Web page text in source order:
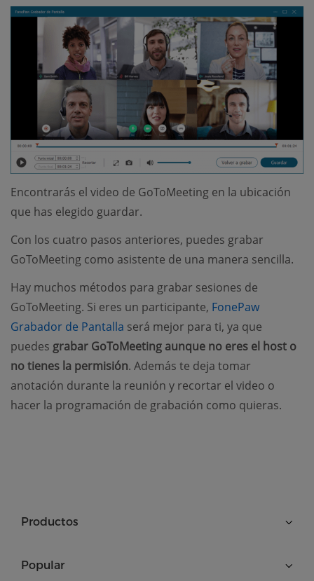
Encontrarás el video de GoToMeeting en la ubicación
que has elegido guardar.
Con los cuatro pasos anteriores, puedes grabar
GoToMeeting como asistente de una manera sencilla.
Hay muchos métodos para grabar sesiones de
GoToMeeting. Si eres un participante, FonePaw
Grabador de Pantalla (opens new window)
será mejor para ti, ya que
puedes grabar GoToMeeting aunque no eres el host o
no tienes la permisión. Además te deja tomar
anotación durante la reunión y recortar el video o
hacer la programación de grabación como quieras.
Productos
Popular